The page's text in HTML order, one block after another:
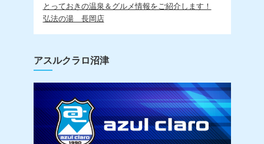
とっておきの温泉＆グルメ情報をご紹介します！
弘法の湯 長岡店
アスルクラロ沼津